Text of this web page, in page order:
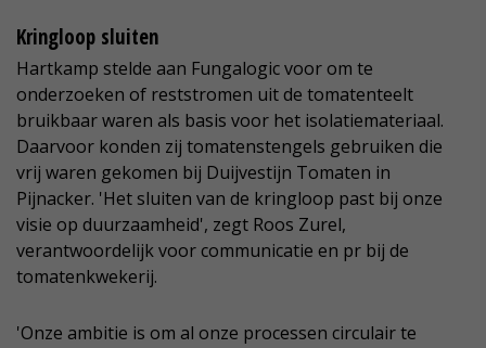
Kringloop sluiten
Hartkamp stelde aan Fungalogic voor om te
onderzoeken of reststromen uit de tomatenteelt
bruikbaar waren als basis voor het isolatiemateriaal.
Daarvoor konden zij tomatenstengels gebruiken die
vrij waren gekomen bij Duijvestijn Tomaten in
Pijnacker. 'Het sluiten van de kringloop past bij onze
visie op duurzaamheid', zegt Roos Zurel,
verantwoordelijk voor communicatie en pr bij de
tomatenkwekerij.
'Onze ambitie is om al onze processen circulair te